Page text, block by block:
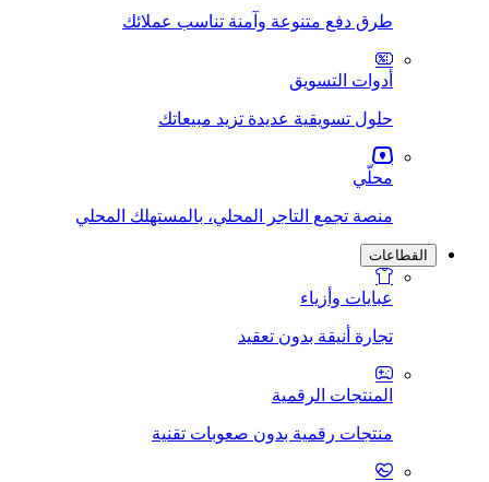
طرق دفع متنوعة وآمنة تناسب عملائك
أدوات التسويق
حلول تسويقية عديدة تزيد مبيعاتك
محلّي
منصة تجمع التاجر المحلي، بالمستهلك المحلي
القطاعات
عبايات وأزياء
تجارة أنيقة بدون تعقيد
المنتجات الرقمية
منتجات رقمية بدون صعوبات تقنية